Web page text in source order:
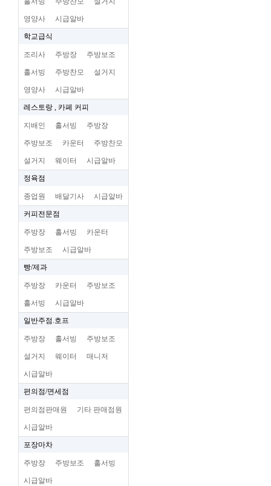
영양사 시급알바
학교급식
조리사 주방장 주방보조
홀서빙 주방찬모 설거지
영양사 시급알바
레스토랑 , 카페 커피
지배인 홀서빙 주방장
주방보조 카운터 주방찬모
설거지 웨이터 시급알바
정육점
종업원 배달기사 시급알바
커피전문점
주방장 홀서빙 카운터
주방보조 시급알바
빵/제과
주방장 카운터 주방보조
홀서빙 시급알바
일반주점.호프
주방장 홀서빙 주방보조
설거지 웨이터 매니저
시급알바
편의점/면세점
편의점판매원 기타 판매점원
시급알바
포장마차
주방장 주방보조 홀서빙
시급알바